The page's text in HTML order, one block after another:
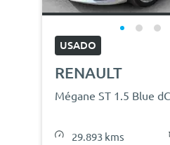
USADO
RENAULT
Mégane ST 1.5 Blue
29.893 kms